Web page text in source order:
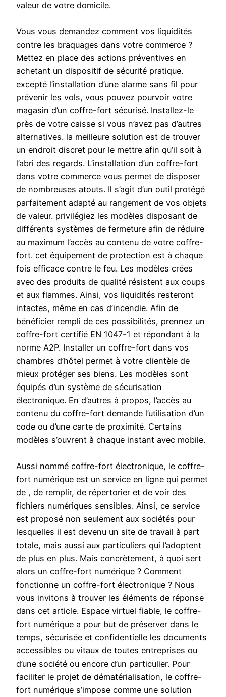
valeur de votre domicile.
Vous vous demandez comment vos liquidités
contre les braquages dans votre commerce ?
Mettez en place des actions préventives en
achetant un dispositif de sécurité pratique.
excepté l’installation d’une alarme sans fil pour
prévenir les vols, vous pouvez pourvoir votre
magasin d’un coffre-fort sécurisé. Installez-le
près de votre caisse si vous n’avez pas d’autres
alternatives. la meilleure solution est de trouver
un endroit discret pour le mettre afin qu’il soit à
l’abri des regards. L’installation d’un coffre-fort
dans votre commerce vous permet de disposer
de nombreuses atouts. Il s’agit d’un outil protégé
parfaitement adapté au rangement de vos objets
de valeur. privilégiez les modèles disposant de
différents systèmes de fermeture afin de réduire
au maximum l’accès au contenu de votre coffre-
fort. cet équipement de protection est à chaque
fois efficace contre le feu. Les modèles crées
avec des produits de qualité résistent aux coups
et aux flammes. Ainsi, vos liquidités resteront
intactes, même en cas d’incendie. Afin de
bénéficier rempli de ces possibilités, prennez un
coffre-fort certifié EN 1047-1 et répondant à la
norme A2P. Installer un coffre-fort dans vos
chambres d’hôtel permet à votre clientèle de
mieux protéger ses biens. Les modèles sont
équipés d’un système de sécurisation
électronique. En d’autres à propos, l’accès au
contenu du coffre-fort demande l’utilisation d’un
code ou d’une carte de proximité. Certains
modèles s’ouvrent à chaque instant avec mobile.
Aussi nommé coffre-fort électronique, le coffre-
fort numérique est un service en ligne qui permet
de , de remplir, de répertorier et de voir des
fichiers numériques sensibles. Ainsi, ce service
est proposé non seulement aux sociétés pour
lesquelles il est devenu un site de travail à part
totale, mais aussi aux particuliers qui l’adoptent
de plus en plus. Mais concrètement, à quoi sert
alors un coffre-fort numérique ? Comment
fonctionne un coffre-fort électronique ? Nous
vous invitons à trouver les éléments de réponse
dans cet article. Espace virtuel fiable, le coffre-
fort numérique a pour but de préserver dans le
temps, sécurisée et confidentielle les documents
accessibles ou vitaux de toutes entreprises ou
d’une société ou encore d’un particulier. Pour
faciliter le projet de dématérialisation, le coffre-
fort numérique s’impose comme une solution